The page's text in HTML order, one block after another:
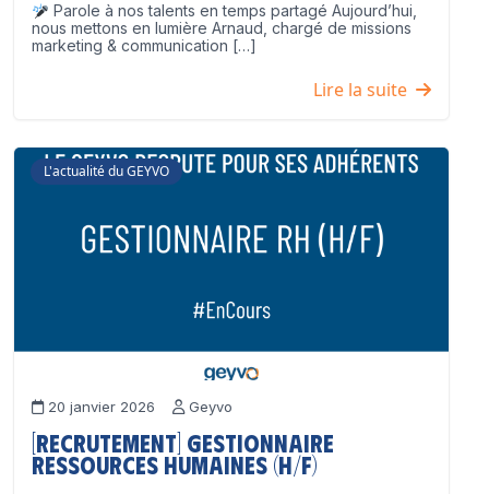
Parole à nos talents en temps partagé Aujourd’hui,
nous mettons en lumière Arnaud, chargé de missions
marketing & communication […]
Lire la suite
L'actualité du GEYVO
20 janvier 2026 Geyvo
[Recrutement] Gestionnaire
Ressources Humaines (H/F)